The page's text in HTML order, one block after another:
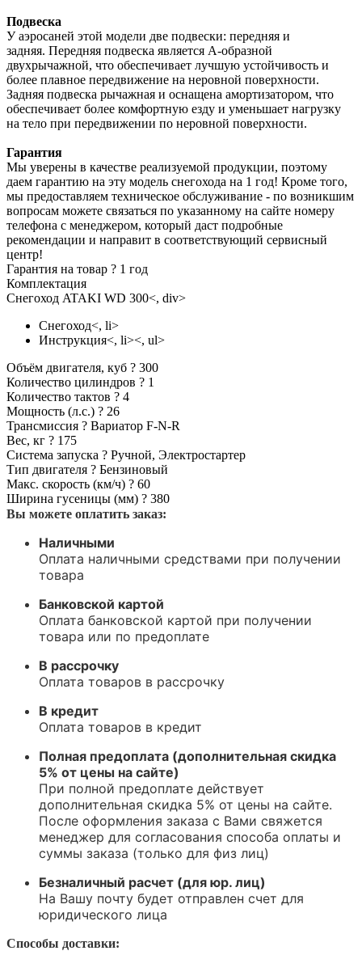
Подвеска
У аэросаней этой модели две подвески: передняя и
задняя. Передняя подвеска является A-образной
двухрычажной, что обеспечивает лучшую устойчивость и
более плавное передвижение на неровной поверхности.
Задняя подвеска рычажная и оснащена амортизатором, что
обеспечивает более комфортную езду и уменьшает нагрузку
на тело при передвижении по неровной поверхности.
Гарантия
Мы уверены в качестве реализуемой продукции, поэтому
даем гарантию на эту модель снегохода на 1 год! Кроме того,
мы предоставляем техническое обслуживание - по возникшим
вопросам можете связаться по указанному на сайте номеру
телефона с менеджером, который даст подробные
рекомендации и направит в соответствующий сервисный
центр!
Гарантия на товар ? 1 год
Комплектация
Снегоход ATAKI WD 300<, div>
Снегоход<, li>
Инструкция<, li><, ul>
Объём двигателя, куб ? 300
Количество цилиндров ? 1
Количество тактов ? 4
Мощность (л.с.) ? 26
Трансмиссия ? Вариатор F-N-R
Вес, кг ? 175
Система запуска ? Ручной, Электростартер
Тип двигателя ? Бензиновый
Макс. скорость (км/ч) ? 60
Ширина гусеницы (мм) ? 380
Вы можете оплатить заказ:
Наличными
Оплата наличными средствами при получении
товара
Банковской картой
Оплата банковской картой при получении
товара или по предоплате
В рассрочку
Оплата товаров в рассрочку
В кредит
Оплата товаров в кредит
Полная предоплата (дополнительная скидка
5% от цены на сайте)
При полной предоплате действует
дополнительная скидка 5% от цены на сайте.
После оформления заказа с Вами свяжется
менеджер для согласования способа оплаты и
суммы заказа (только для физ лиц)
Безналичный расчет (для юр. лиц)
На Вашу почту будет отправлен счет для
юридического лица
Способы доставки: